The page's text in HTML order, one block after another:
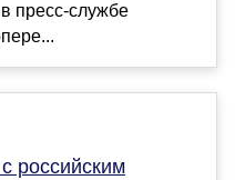
пресс-службе
российским